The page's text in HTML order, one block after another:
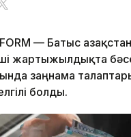
— Батыс
жартыжылдықта
заңнама
болды.